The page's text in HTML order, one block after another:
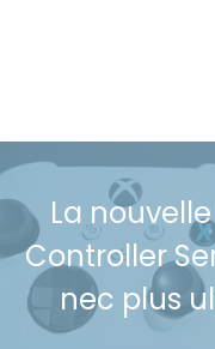
La
Controller
nec plus